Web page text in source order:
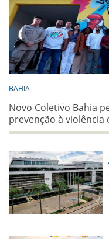
BAHIA
Novo Coletivo Bahia
prevenção à violência